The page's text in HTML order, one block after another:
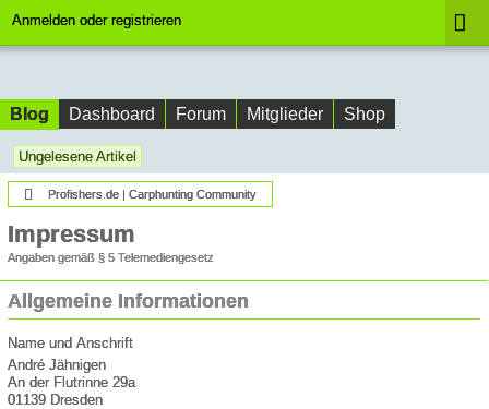
Anmelden oder registrieren
Blog Dashboard Forum Mitglieder Shop
Ungelesene Artikel
Profishers.de | Carphunting Community
Impressum
Angaben gemäß § 5 Telemediengesetz
Allgemeine Informationen
Name und Anschrift
André Jähnigen
An der Flutrinne 29a
01139 Dresden